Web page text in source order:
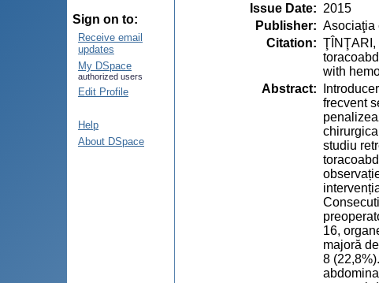
Sign on to:
Receive email
updates
My DSpace
authorized users
Edit Profile
Help
About DSpace
Issue Date: 2015
Publisher: Asociaţia
Citation: ŢÎNŢARI,
with
Abstract:
frecvent
studiu
16,
majoră
8